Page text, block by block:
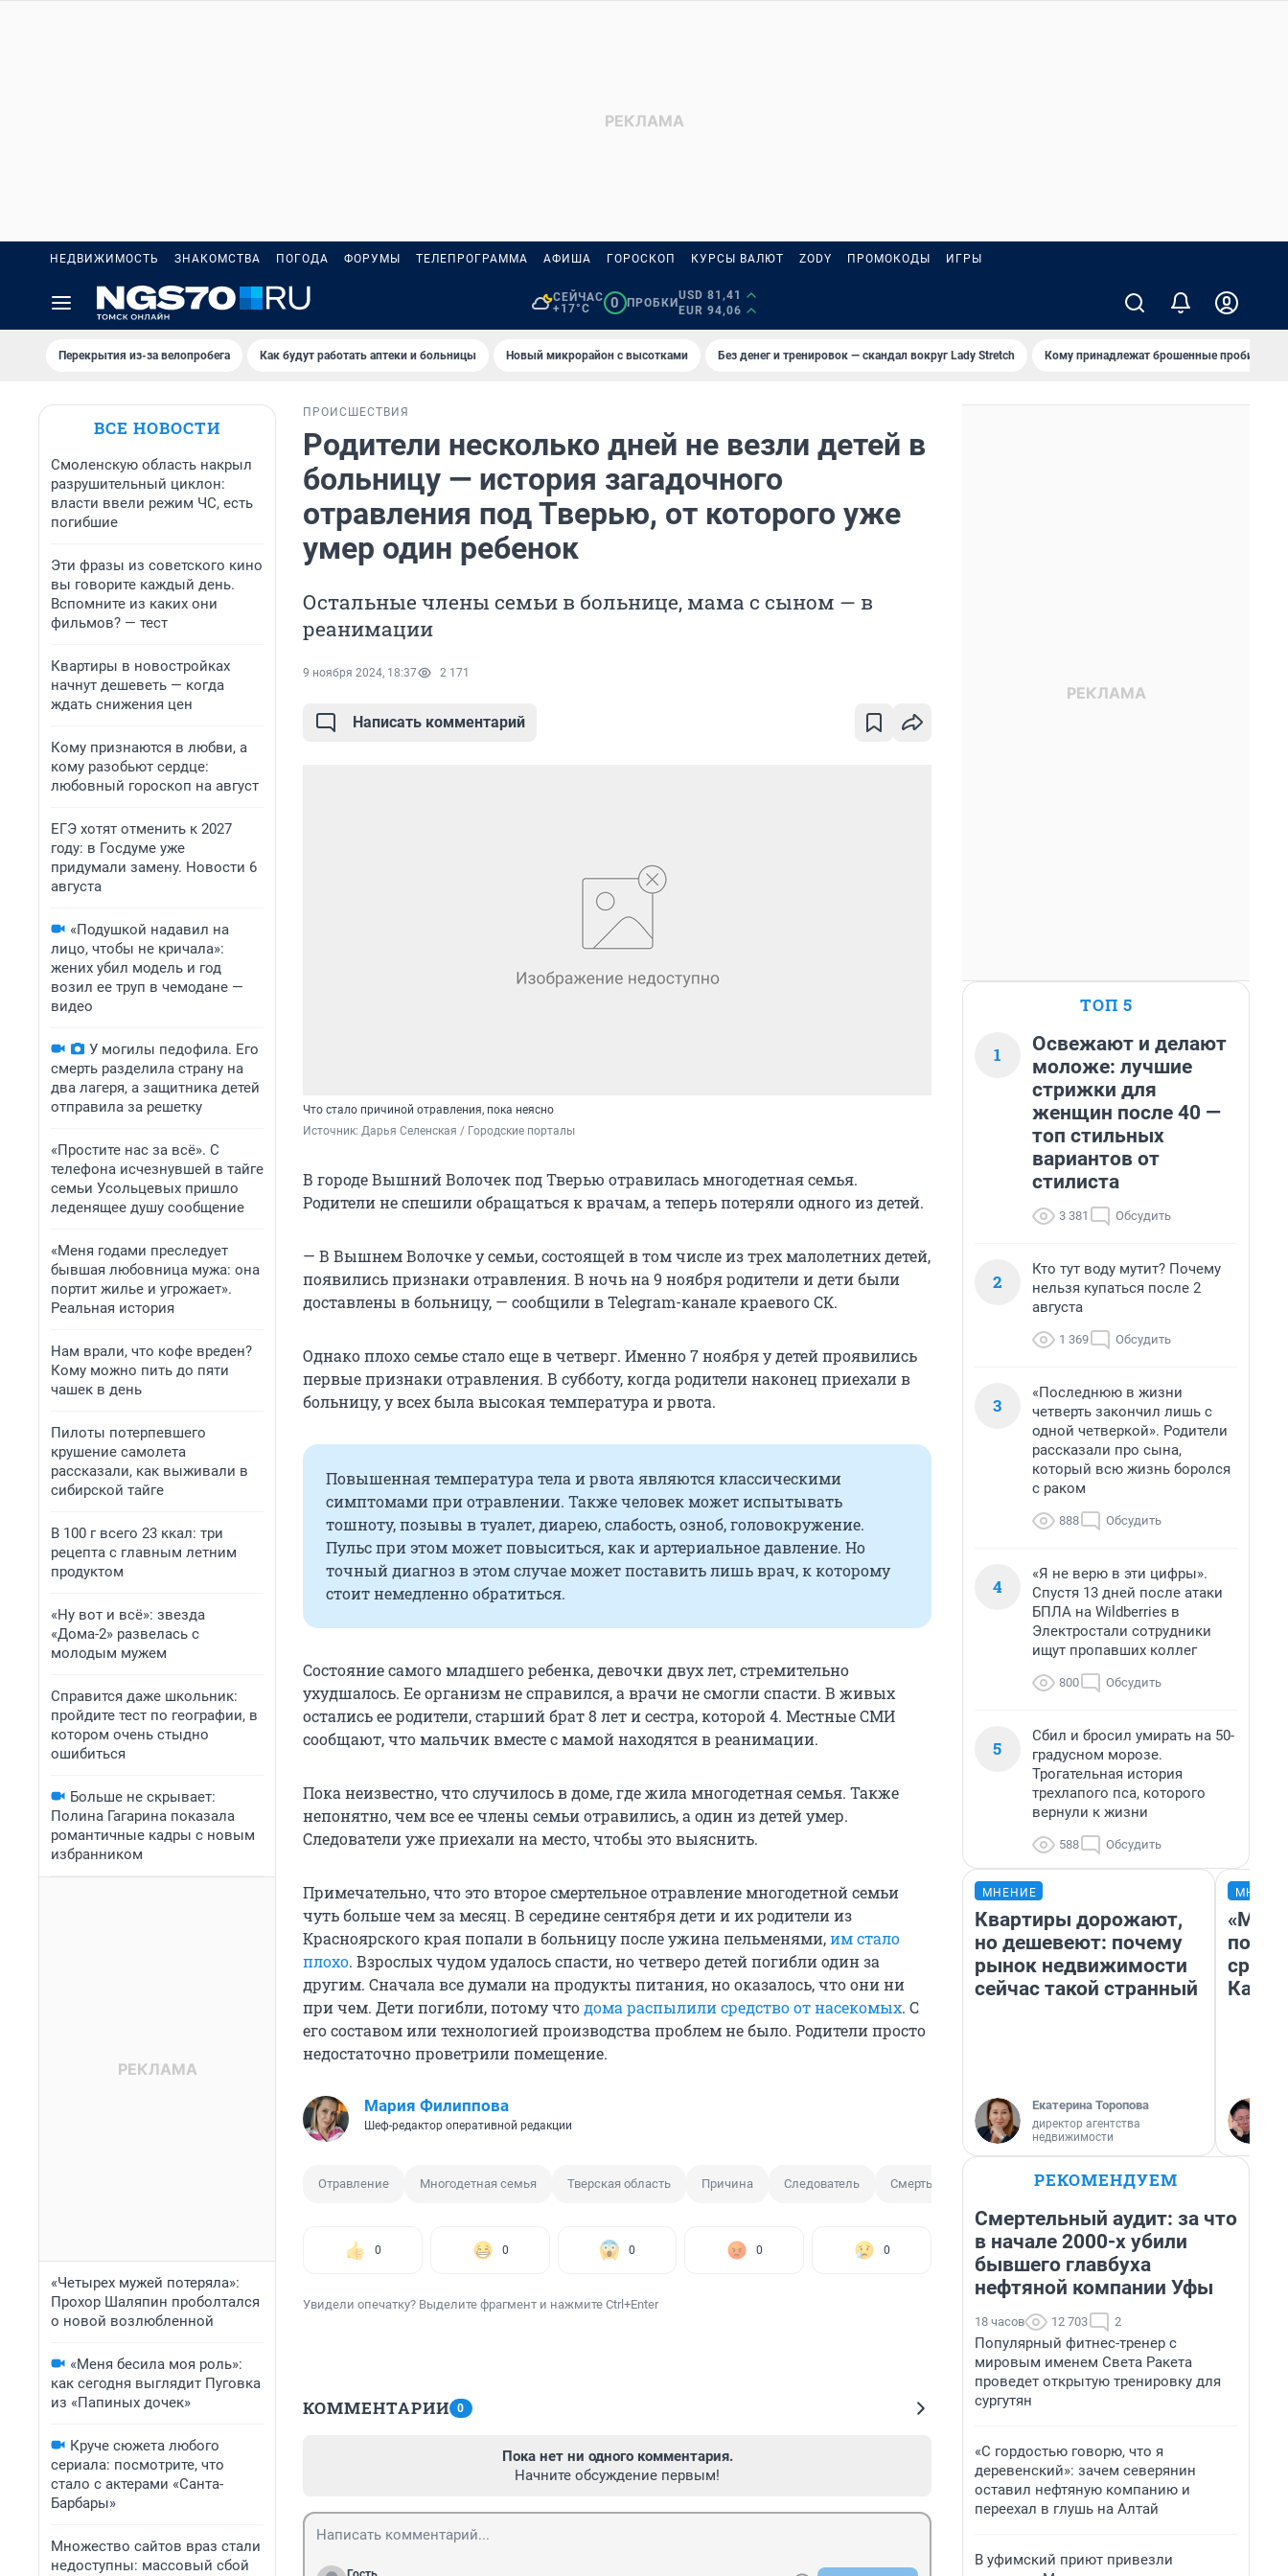
НЕДВИЖИМОСТЬ ЗНАКОМСТВА ПОГОДА ФОРУМЫ ТЕЛЕПРОГРАММА АФИША ГОРОСКОП КУРСЫ ВАЛЮТ ZODY ПРОМОКОДЫ ИГРЫ
СЕЙЧАС
+17°C
0 ПРОБКИ
USD 81,41
EUR 94,06
Перекрытия из-за велопробега Как будут работать аптеки и больницы Новый микрорайон с высотками Без денег и тренировок — скандал вокруг Lady Stretch Кому принадлежат брошенные пробирки?
ВСЕ НОВОСТИ
Смоленскую область накрыл
разрушительный циклон:
власти ввели режим ЧС, есть
погибшие
Эти фразы из советского кино
вы говорите каждый день.
Вспомните из каких они
фильмов? — тест
Квартиры в новостройках
начнут дешеветь — когда
ждать снижения цен
Кому признаются в любви, а
кому разобьют сердце:
любовный гороскоп на август
ЕГЭ хотят отменить к 2027
году: в Госдуме уже
придумали замену. Новости 6
августа
«Подушкой надавил на
лицо, чтобы не кричала»:
жених убил модель и год
возил ее труп в чемодане —
видео
У могилы педофила. Его
смерть разделила страну на
два лагеря, а защитника детей
отправила за решетку
«Простите нас за всё». С
телефона исчезнувшей в тайге
семьи Усольцевых пришло
леденящее душу сообщение
«Меня годами преследует
бывшая любовница мужа: она
портит жилье и угрожает».
Реальная история
Нам врали, что кофе вреден?
Кому можно пить до пяти
чашек в день
Пилоты потерпевшего
крушение самолета
рассказали, как выживали в
сибирской тайге
В 100 г всего 23 ккал: три
рецепта с главным летним
продуктом
«Ну вот и всё»: звезда
«Дома-2» развелась с
молодым мужем
Справится даже школьник:
пройдите тест по географии, в
котором очень стыдно
ошибиться
Больше не скрывает:
Полина Гагарина показала
романтичные кадры с новым
избранником
«Четырех мужей потеряла»:
Прохор Шаляпин проболтался
о новой возлюбленной
«Меня бесила моя роль»:
как сегодня выглядит Пуговка
из «Папиных дочек»
Круче сюжета любого
сериала: посмотрите, что
стало с актерами «Санта-
Барбары»
Множество сайтов враз стали
недоступны: массовый сбой
ПРОИСШЕСТВИЯ
Родители несколько дней не везли детей в
больницу — история загадочного
отравления под Тверью, от которого уже
умер один ребенок
Остальные члены семьи в больнице, мама с сыном — в
реанимации
9 ноября 2024, 18:37 2 171
Написать комментарий
Что стало причиной отравления, пока неясно
Источник: Дарья Селенская / Городские порталы
В городе Вышний Волочек под Тверью отравилась многодетная семья.
Родители не спешили обращаться к врачам, а теперь потеряли одного из детей.
— В Вышнем Волочке у семьи, состоящей в том числе из трех малолетних детей,
появились признаки отравления. В ночь на 9 ноября родители и дети были
доставлены в больницу, — сообщили в Telegram-канале краевого СК.
Однако плохо семье стало еще в четверг. Именно 7 ноября у детей проявились
первые признаки отравления. В субботу, когда родители наконец приехали в
больницу, у всех была высокая температура и рвота.
Повышенная температура тела и рвота являются классическими
симптомами при отравлении. Также человек может испытывать
тошноту, позывы в туалет, диарею, слабость, озноб, головокружение.
Пульс при этом может повыситься, как и артериальное давление. Но
точный диагноз в этом случае может поставить лишь врач, к которому
стоит немедленно обратиться.
Состояние самого младшего ребенка, девочки двух лет, стремительно
ухудшалось. Ее организм не справился, а врачи не смогли спасти. В живых
остались ее родители, старший брат 8 лет и сестра, которой 4. Местные СМИ
сообщают, что мальчик вместе с мамой находятся в реанимации.
Пока неизвестно, что случилось в доме, где жила многодетная семья. Также
непонятно, чем все ее члены семьи отравились, а один из детей умер.
Следователи уже приехали на место, чтобы это выяснить.
Примечательно, что это второе смертельное отравление многодетной семьи
чуть больше чем за месяц. В середине сентября дети и их родители из
Красноярского края попали в больницу после ужина пельменями,им стало
плохо. Взрослых чудом удалось спасти, но четверо детей погибли один за
другим. Сначала все думали на продукты питания, но оказалось, что они ни
при чем. Дети погибли, потому чтодома распылили средство от насекомых. С
его составом или технологией производства проблем не было. Родители просто
недостаточно проветрили помещение.
Мария Филиппова
Шеф-редактор оперативной редакции
Отравление Многодетная семья Тверская область Причина Следователь Смерть ребенка в больнице
0 0 0 0 0
Увидели опечатку? Выделите фрагмент и нажмите Ctrl+Enter
КОММЕНТАРИИ 0
Пока нет ни одного комментария.
Начните обсуждение первым!
ТОП 5
1
Освежают и делают
моложе: лучшие
стрижки для
женщин после 40 —
топ стильных
вариантов от
стилиста
3 381 Обсудить
2
Кто тут воду мутит? Почему
нельзя купаться после 2
августа
1 369 Обсудить
3
«Последнюю в жизни
четверть закончил лишь с
одной четверкой». Родители
рассказали про сына,
который всю жизнь боролся
с раком
888 Обсудить
4
«Я не верю в эти цифры».
Спустя 13 дней после атаки
БПЛА на Wildberries в
Электростали сотрудники
ищут пропавших коллег
800 Обсудить
5
Сбил и бросил умирать на 50-
градусном морозе.
Трогательная история
трехлапого пса, которого
вернули к жизни
588 Обсудить
МНЕНИЕ
Квартиры дорожают,
но дешевеют: почему
рынок недвижимости
сейчас такой странный
Екатерина Торопова
директор агентства
недвижимости
РЕКОМЕНДУЕМ
Смертельный аудит: за что
в начале 2000-х убили
бывшего главбуха
нефтяной компании Уфы
18 часов 12 703 2
Популярный фитнес-тренер с
мировым именем Света Ракета
проведет открытую тренировку для
сургутян
«С гордостью говорю, что я
деревенский»: зачем северянин
оставил нефтяную компанию и
переехал в глушь на Алтай
В уфимский приют привезли